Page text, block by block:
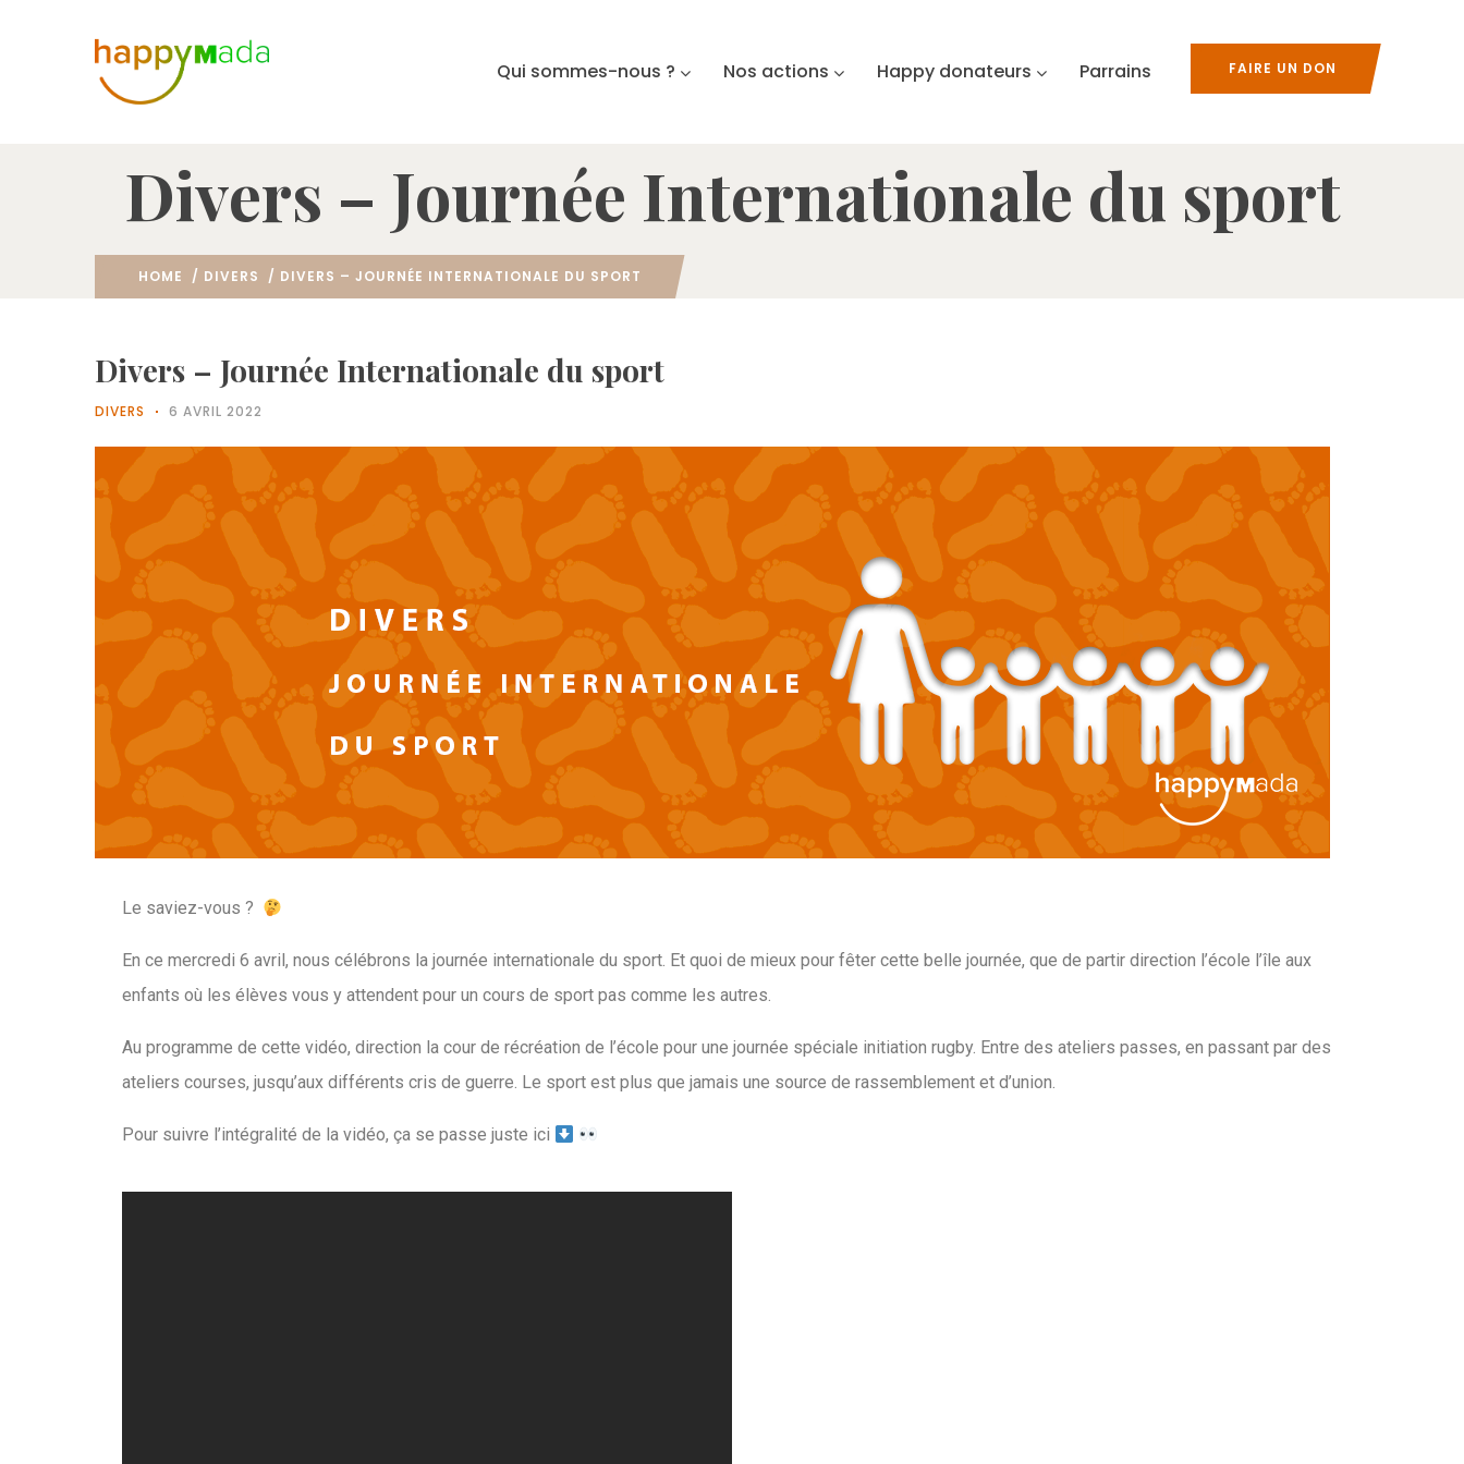
Qui sommes-nous ? Nos actions Happy donateurs Parrains FAIRE UN DON
Divers – Journée Internationale du sport
HOME / DIVERS / DIVERS – JOURNÉE INTERNATIONALE DU SPORT
Divers – Journée Internationale du sport
DIVERS 6 AVRIL 2022
Le saviez-vous ? ‍
En ce mercredi 6 avril, nous célébrons la journée internationale du sport. Et quoi de mieux pour fêter cette belle journée, que de partir direction l’école l’île aux
enfants où les élèves vous y attendent pour un cours de sport pas comme les autres.
Au programme de cette vidéo, direction la cour de récréation de l’école pour une journée spéciale initiation rugby. Entre des ateliers passes, en passant par des
ateliers courses, jusqu’aux différents cris de guerre. Le sport est plus que jamais une source de rassemblement et d’union.
Pour suivre l’intégralité de la vidéo, ça se passe juste ici